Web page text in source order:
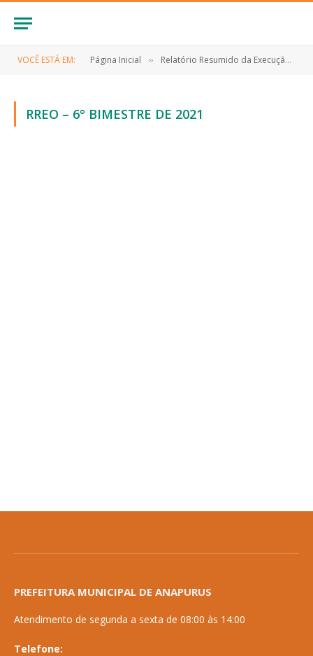
VOCÊ ESTÁ EM: Página Inicial » Relatório Resumido da Execução Orçamentária (RREO)
RREO – 6° BIMESTRE DE 2021
PREFEITURA MUNICIPAL DE ANAPURUS
Atendimento de segunda a sexta de 08:00 às 14:00
Telefone: